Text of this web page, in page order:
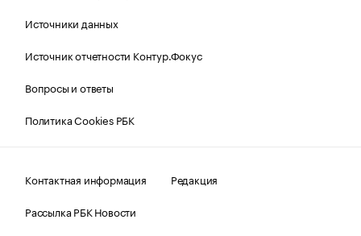
Источники данных
Источник отчетности Контур.Фокус
Вопросы и ответы
Политика Cookies РБК
Контактная информация
Редакция
Рассылка РБК Новости